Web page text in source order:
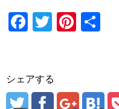
F
e
b
T
er
Pi
st
シェアする